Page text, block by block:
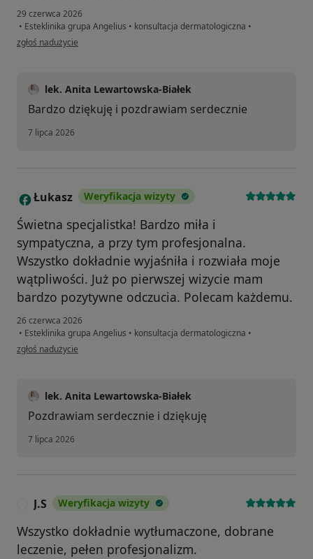
29 czerwca 2026
• Esteklinika grupa Angelius • konsultacja dermatologiczna •
w opinii użytkownika J>A
zgłoś nadużycie
lek. Anita Lewartowska-Białek
Bardzo dziękuję i pozdrawiam serdecznie
7 lipca 2026
Ł Łukasz Weryfikacja wizyty
Świetna specjalistka! Bardzo miła i
sympatyczna, a przy tym profesjonalna.
Wszystko dokładnie wyjaśniła i rozwiała moje
wątpliwości. Już po pierwszej wizycie mam
bardzo pozytywne odczucia. Polecam każdemu.
26 czerwca 2026
• Esteklinika grupa Angelius • konsultacja dermatologiczna •
w opinii użytkownika Łukasz
zgłoś nadużycie
lek. Anita Lewartowska-Białek
Pozdrawiam serdecznie i dziękuję
7 lipca 2026
J.S Weryfikacja wizyty
Wszystko dokładnie wytłumaczone, dobrane
leczenie, pełen profesjonalizm.